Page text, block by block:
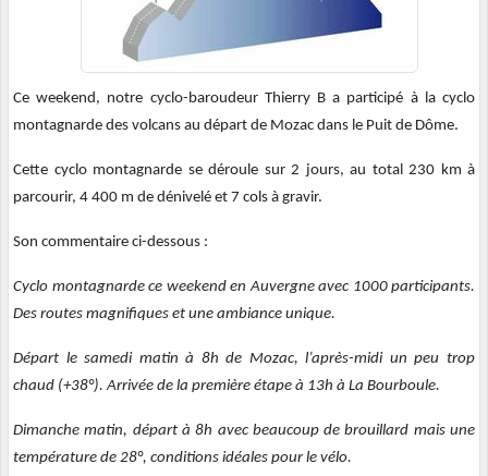
Ce weekend, notre cyclo-baroudeur Thierry B a participé à la cyclo
montagnarde des volcans au départ de Mozac dans le Puit de Dôme.
Cette cyclo montagnarde se déroule sur 2 jours, au total 230 km à
parcourir, 4 400 m de dénivelé et 7 cols à gravir.
Son commentaire ci-dessous :
Cyclo montagnarde ce weekend en Auvergne avec 1000 participants.
Des routes magnifiques et une ambiance unique.
Départ le samedi matin à 8h de Mozac, l’après-midi un peu trop
chaud (+38°). Arrivée de la première étape à 13h à La Bourboule.
Dimanche matin, départ à 8h avec beaucoup de brouillard mais une
température de 28°, conditions idéales pour le vélo.